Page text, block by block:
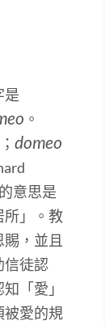
。
domeo
意思是
所」。教
，並且
信徒認
「愛」
被愛的規